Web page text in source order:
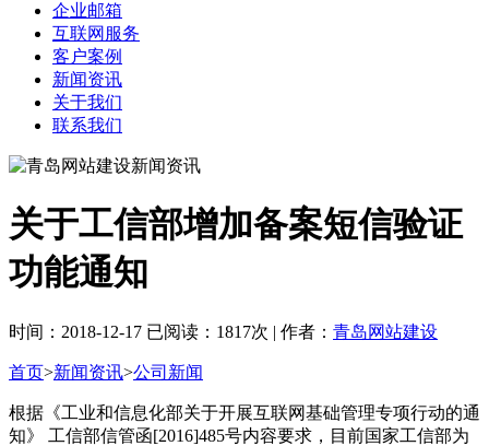
企业邮箱
互联网服务
客户案例
新闻资讯
关于我们
联系我们
关于工信部增加备案短信验证
功能通知
时间：2018-12-17 已阅读：1817次 | 作者： 青岛网站建设
首页>新闻资讯>公司新闻
根据《工业和信息化部关于开展互联网基础管理专项行动的通
知》 工信部信管函[2016]485号内容要求，目前国家工信部为